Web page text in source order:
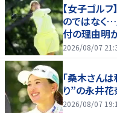
【女子ゴル
のではなく
付の理由明
2026/08/07
「桑木さん
り”の永井
2026/08/07